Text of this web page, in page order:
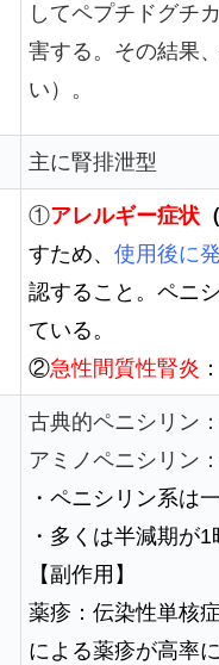
してペプチドグチ
害する。その結果
い）。
主に腎排泄型
①アレルギー症状
すため、 使用後に
認すること。ペニ
ている。
②急性間質性腎炎
古典的ペニシリン：
アミノペニシリン：
・ペニシリン系は
・多くは半減期が
【副作用】
薬疹：伝染性単核
による薬疹が高率